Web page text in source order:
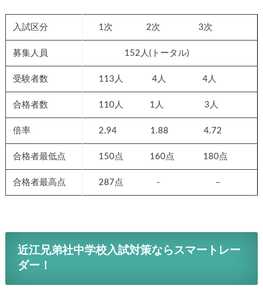
入試区分 1次 2次 3次
募集人員 152人(トータル)
受験者数 113人 4人 4人
合格者数 110人 1人 3人
倍率 2.94 1.88 4.72
合格者最低点 150点 160点 180点
合格者最高点 287点 - –
近江兄弟社中学校入試対策ならスマートレー
ダー！